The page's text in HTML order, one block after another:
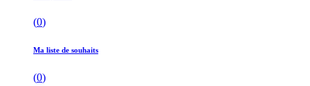
(0)
Ma liste de souhaits
(0)